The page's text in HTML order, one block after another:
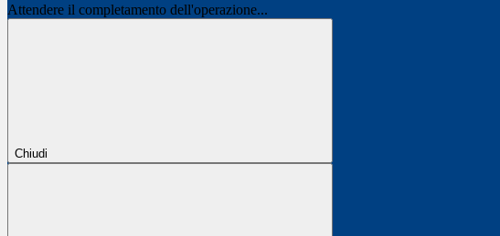
Attendere il completamento dell'operazione...
Chiudi